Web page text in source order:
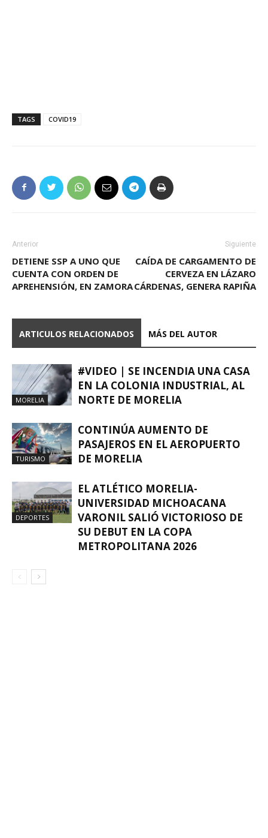
TAGS COVID19
Anterior
DETIENE SSP A UNO QUE
CUENTA CON ORDEN DE
APREHENSIÓN, EN ZAMORA
Siguiente
CAÍDA DE CARGAMENTO DE
CERVEZA EN LÁZARO
CÁRDENAS, GENERA RAPIÑA
ARTICULOS RELACIONADOS MÁS DEL AUTOR
MORELIA
#VIDEO | SE INCENDIA UNA CASA
EN LA COLONIA INDUSTRIAL, AL
NORTE DE MORELIA
TURISMO
CONTINÚA AUMENTO DE
PASAJEROS EN EL AEROPUERTO
DE MORELIA
DEPORTES
EL ATLÉTICO MORELIA-
UNIVERSIDAD MICHOACANA
VARONIL SALIÓ VICTORIOSO DE
SU DEBUT EN LA COPA
METROPOLITANA 2026